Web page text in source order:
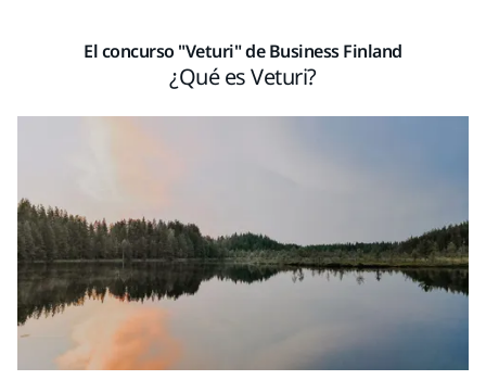
El concurso "Veturi" de Business Finland
¿Qué es Veturi?